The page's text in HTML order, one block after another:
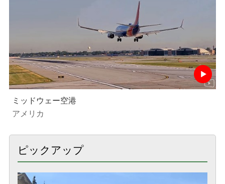
ミッドウェー空港
アメリカ
ピックアップ